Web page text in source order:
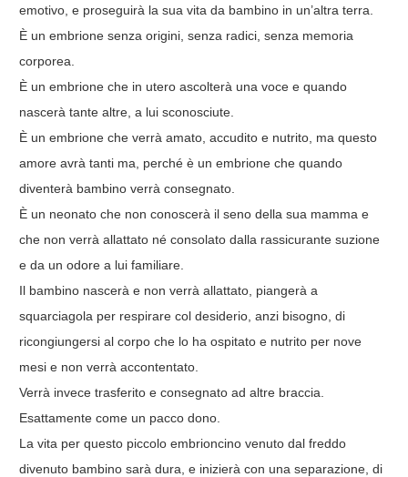
emotivo, e proseguirà la sua vita da bambino in un’altra terra.
È un embrione senza origini, senza radici, senza memoria
corporea.
È un embrione che in utero ascolterà una voce e quando
nascerà tante altre, a lui sconosciute.
È un embrione che verrà amato, accudito e nutrito, ma questo
amore avrà tanti ma, perché è un embrione che quando
diventerà bambino verrà consegnato.
È un neonato che non conoscerà il seno della sua mamma e
che non verrà allattato né consolato dalla rassicurante suzione
e da un odore a lui familiare.
Il bambino nascerà e non verrà allattato, piangerà a
squarciagola per respirare col desiderio, anzi bisogno, di
ricongiungersi al corpo che lo ha ospitato e nutrito per nove
mesi e non verrà accontentato.
Verrà invece trasferito e consegnato ad altre braccia.
Esattamente come un pacco dono.
La vita per questo piccolo embrioncino venuto dal freddo
divenuto bambino sarà dura, e inizierà con una separazione, di